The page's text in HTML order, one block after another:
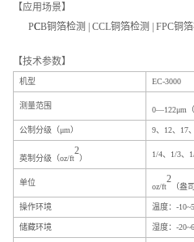
【应用场景】
PCB铜箔检测 CCL铜箔检测 | FPC铜
【技术参数】
机型 EC-3000
测量范围 0—122μm
公制分级（μm） 9、12、17
英制分级（oz/ft
2
） 1/4、1/3、
单位 oz/ft
2
（盎
操作环境 温度：-
储藏环境 湿度：-